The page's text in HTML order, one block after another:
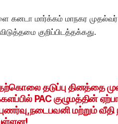
கனடா மார்க்கம் மாநகர முதல்வர்
குறிப்பிடத்தக்கது.
தடுப்பு தினத்தை
PAC குழுமத்தின்
மற்றும்